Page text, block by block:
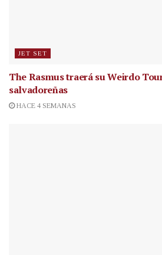
JET SET
The Rasmus traerá su Weirdo
salvadoreñas
HACE 4 SEMANAS